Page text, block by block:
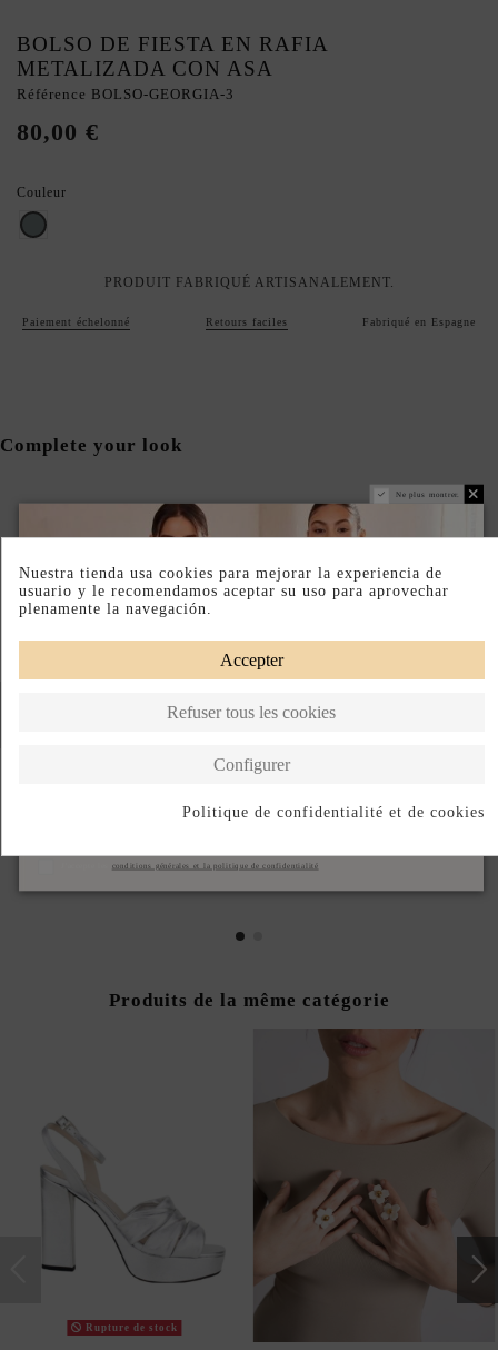
BOLSO DE FIESTA EN RAFIA
METALIZADA CON ASA
Référence BOLSO-GEORGIA-3
80,00 €
Couleur
Gris argenté
PRODUIT FABRIQUÉ ARTISANALEMENT.
Paiement échelonné Retours faciles Fabriqué en Espagne
Complete your look
DIADEMA PARA INVITADA
50,00 €
VENTE RAPIDE
BOLSO PARA INVITADA EN
80,00 €
Produits de la même catégorie
Rupture de stock
Ne plus montrer.
conditions générales et la politique de confidentialité
Nuestra tienda usa cookies para mejorar la experiencia de
usuario y le recomendamos aceptar su uso para aprovechar
plenamente la navegación.
Accepter
Refuser tous les cookies
Configurer
Politique de confidentialité et de cookies